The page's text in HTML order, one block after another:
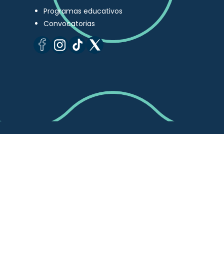
Programas educativos
Convocatorias